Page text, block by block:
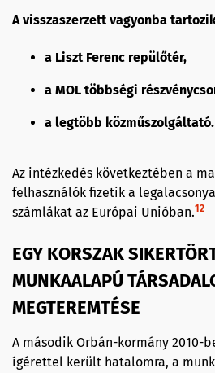
A visszaszerzett vagyonba
a Liszt Ferenc repülőtér,
a MOL többségi
a legtöbb közműszolgáltató.
Az intézkedés következtében a
felhasználók fizetik a
számlákat az Európai Unióban.12
EGY KORSZAK
MUNKAALAPÚ
MEGTEREMTÉSE
A második Orbán-kormány 2010-
ígérettel került hatalomra, a